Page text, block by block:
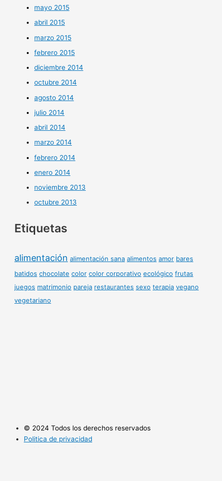
mayo 2015
abril 2015
marzo 2015
febrero 2015
diciembre 2014
octubre 2014
agosto 2014
julio 2014
abril 2014
marzo 2014
febrero 2014
enero 2014
noviembre 2013
octubre 2013
Etiquetas
alimentación alimentación sana alimentos amor bares
batidos chocolate color color corporativo ecológico frutas
juegos matrimonio pareja restaurantes sexo terapia vegano
vegetariano
© 2024 Todos los derechos reservados
Politica de privacidad
Politica de cookies